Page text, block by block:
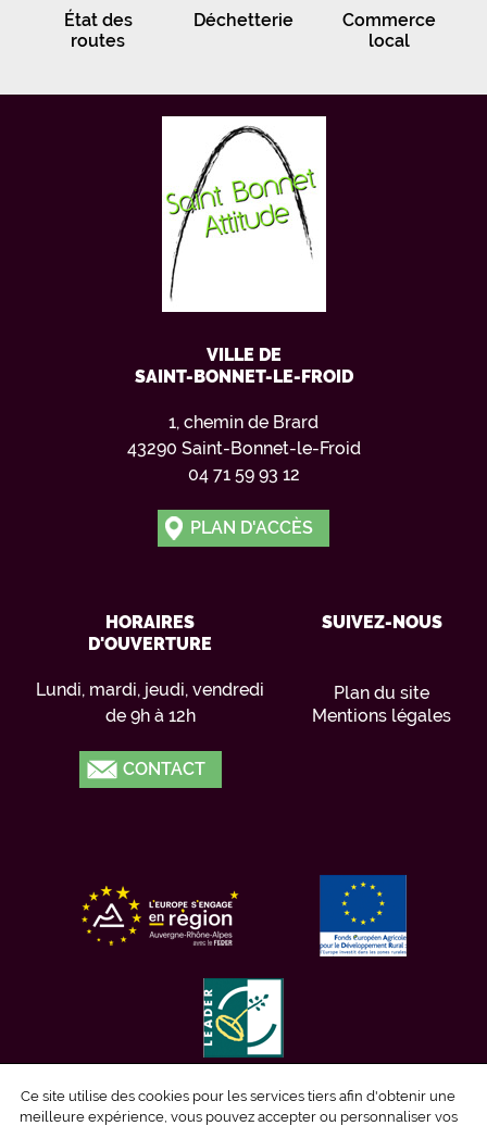
État des
routes
Déchetterie
Commerce
local
VILLE DE
SAINT-BONNET-LE-FROID
1, chemin de Brard
43290 Saint-Bonnet-le-Froid
04 71 59 93 12
PLAN D'ACCÈS
HORAIRES
D'OUVERTURE
Lundi, mardi, jeudi, vendredi
de 9h à 12h
CONTACT
SUIVEZ-NOUS
Plan du site
Mentions légales
Ce site utilise des cookies pour les services tiers afin d'obtenir une
meilleure expérience, vous pouvez accepter ou personnaliser vos